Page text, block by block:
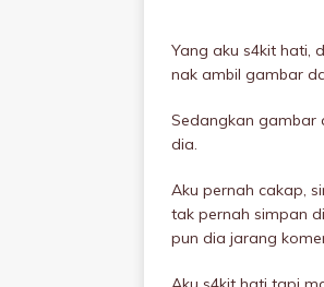
Yang aku s4kit hati,
nak ambil gambar
Sedangkan gambar
dia.
Aku pernah cakap,
tak pernah simpan
pun dia jarang